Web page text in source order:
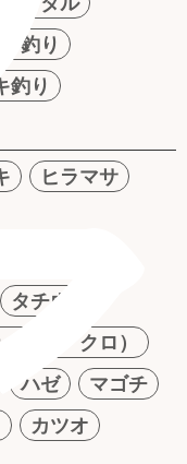
り釣り
釣り
ヒラマサ
タチウオ
（グレ・クロ）
ハゼ
マゴチ
カツオ